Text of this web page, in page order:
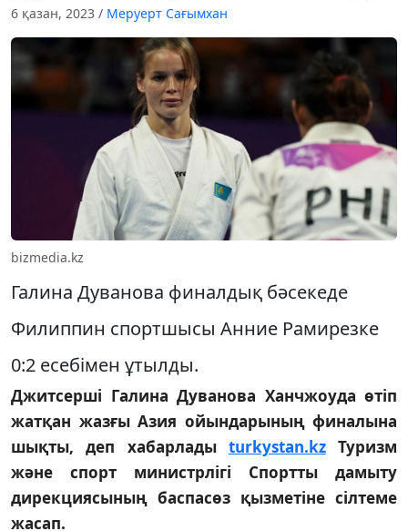
6 қазан, 2023 / Меруерт Сағымхан
bizmedia.kz
Галина Дуванова финалдық бәсекеде
Филиппин спортшысы Анние Рамирезке
0:2 есебімен ұтылды.
Джитсерші Галина Дуванова Ханчжоуда өтіп
жатқан жазғы Азия ойындарының финалына
шықты, деп хабарлады turkystan.kzТуризм
және спорт министрлігі Спортты дамыту
дирекциясының баспасөз қызметіне сілтеме
жасап.